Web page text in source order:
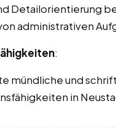
Detailorientierung
administrativen
:
mündliche und
in